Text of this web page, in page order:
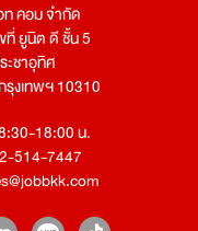
ท คอม จำกัด
ที่ ยูนิต ดี ชั้น 5
ะชาอุทิศ
รุงเทพฯ 10310
18:00 น.
514-7447